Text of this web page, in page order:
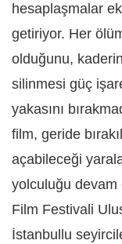
hesaplaşmalar
getiriyor. Her
olduğunu,
silinmesi güç
yakasını
film, geride
açabileceği
yolculuğu devam
Film Festivali
İstanbullu